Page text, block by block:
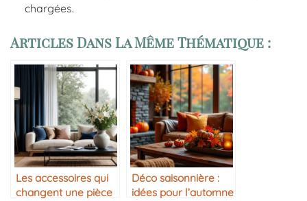
chargées.
Articles Dans La Même Thématique :
Les accessoires qui
changent une pièce
Déco saisonnière :
idées pour l’automne